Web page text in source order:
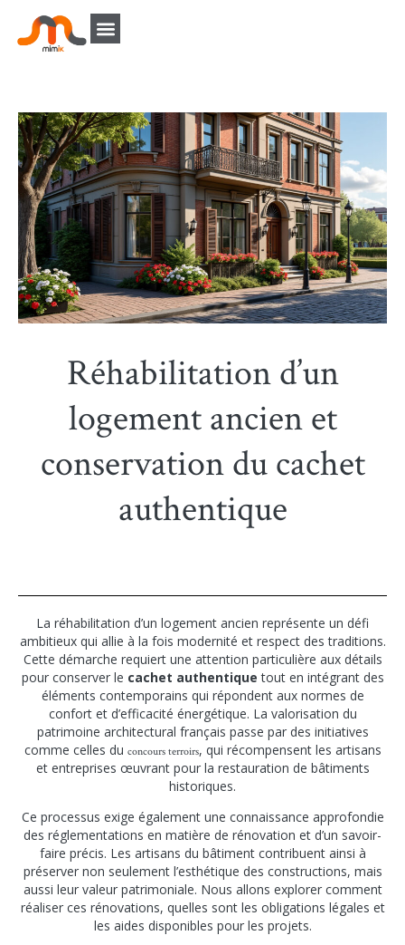
Réhabilitation d’un
logement ancien et
conservation du cachet
authentique
La réhabilitation d’un logement ancien représente un défi
ambitieux qui allie à la fois modernité et respect des traditions.
Cette démarche requiert une attention particulière aux détails
pour conserver le cachet authentique tout en intégrant des
éléments contemporains qui répondent aux normes de
confort et d’efficacité énergétique. La valorisation du
patrimoine architectural français passe par des initiatives
comme celles du concours terroirs, qui récompensent les artisans
et entreprises œuvrant pour la restauration de bâtiments
historiques.
Ce processus exige également une connaissance approfondie
des réglementations en matière de rénovation et d’un savoir-
faire précis. Les artisans du bâtiment contribuent ainsi à
préserver non seulement l’esthétique des constructions, mais
aussi leur valeur patrimoniale. Nous allons explorer comment
réaliser ces rénovations, quelles sont les obligations légales et
les aides disponibles pour les projets.